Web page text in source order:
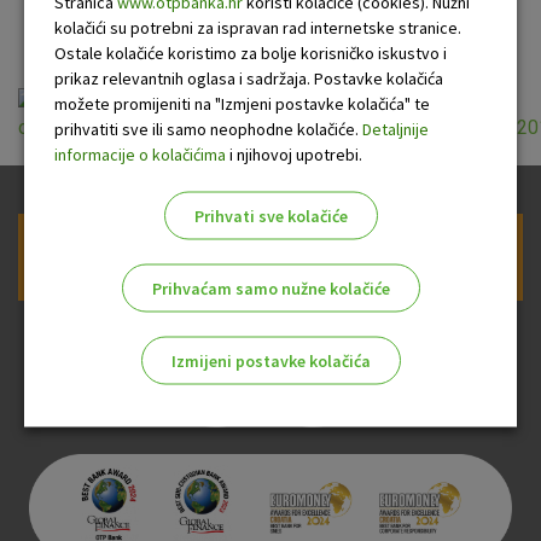
kartice
kolačići su potrebni za ispravan rad internetske stranice.
Ostale kolačiće koristimo za bolje korisničko iskustvo i
prikaz relevantnih oglasa i sadržaja. Postavke kolačića
možete promijeniti na "Izmjeni postavke kolačića" te
prihvatiti sve ili samo neophodne kolačiće. Detaljnije
informacije o kolačićima i njihovoj upotrebi.
Prihvati sve kolačiće
Prihvaćam samo nužne kolačiće
Izmijeni postavke kolačića